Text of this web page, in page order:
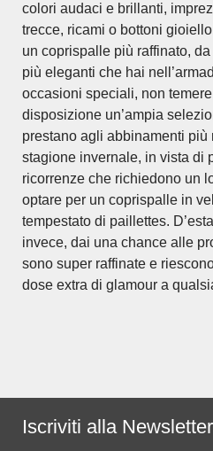
colori audaci e brillanti,
trecce, ricami o bottoni
un coprispalle più raffinato,
più eleganti che hai
occasioni speciali, non
disposizione un’ampia
prestano agli abbinamenti più
stagione invernale, in vista di
ricorrenze che richiedono un
optare per un coprispalle in
tempestato di paillettes.
invece, dai una chance alle
sono super raffinate e
dose extra di glamour a
Iscriviti alla